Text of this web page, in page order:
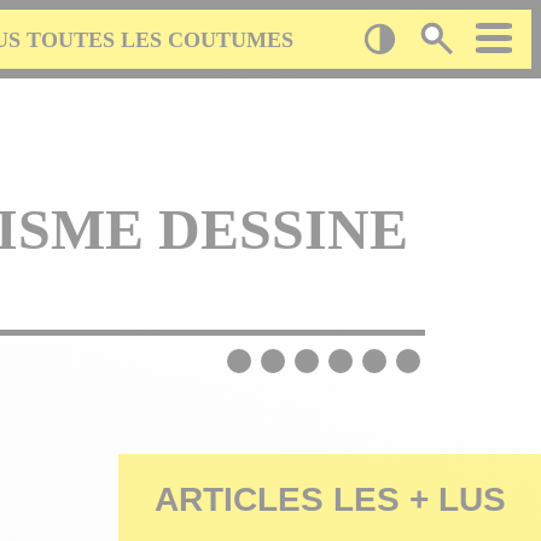
TOUTES LES COUTUMES
DESSINE
ARTICLES LES + LUS